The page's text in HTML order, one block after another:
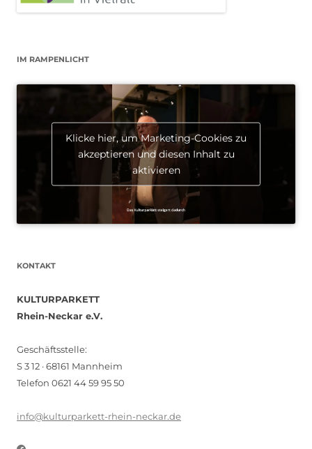
IM RAMPENLICHT
Klicke hier, um Marketing-Cookies zu
akzeptieren und diesen Inhalt zu
aktivieren
KONTAKT
KULTURPARKETT
Rhein-Neckar e.V.
Geschäftsstelle:
S 3 12 · 68161 Mannheim
Telefon 0621 44 59 95 50
info@kulturparkett-rhein-neckar.de